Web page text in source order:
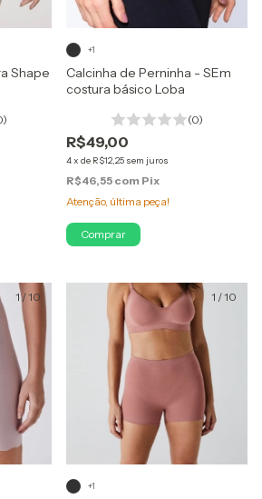
Shape
Calcinha de Perninha - SEm
costura básico Loba
(0)
R$49,00
4x de R$12,25 sem juros
R$46,55 com Pix
Atenção, última peça!
+1
Comprar
1/10 1 /10
+1